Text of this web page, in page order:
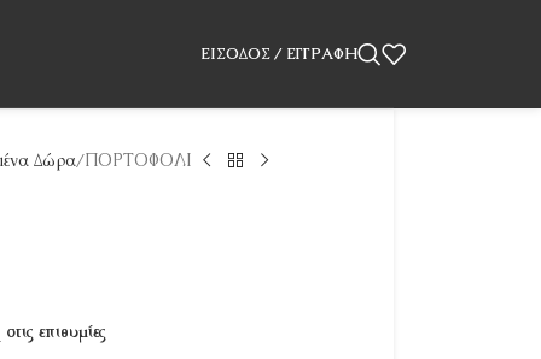
ΕΊΣΟΔΟΣ / ΕΓΓΡΑΦΉ
Δώρα ΠΟΡΤΟΦΟΛΙ
επιθυμίες